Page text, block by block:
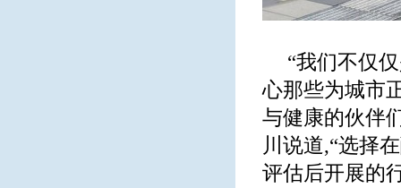
“我们不仅
心那些为城市
与健康的伙伴
川说道,“选择
评估后开展的